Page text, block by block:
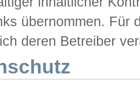
übernommen. Für
deren Betreiber